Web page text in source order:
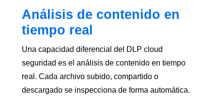
Análisis de contenido en
tiempo real
Una capacidad diferencial del DLP cloud
seguridad es el análisis de contenido en tiempo
real. Cada archivo subido, compartido o
descargado se inspecciona de forma automática.